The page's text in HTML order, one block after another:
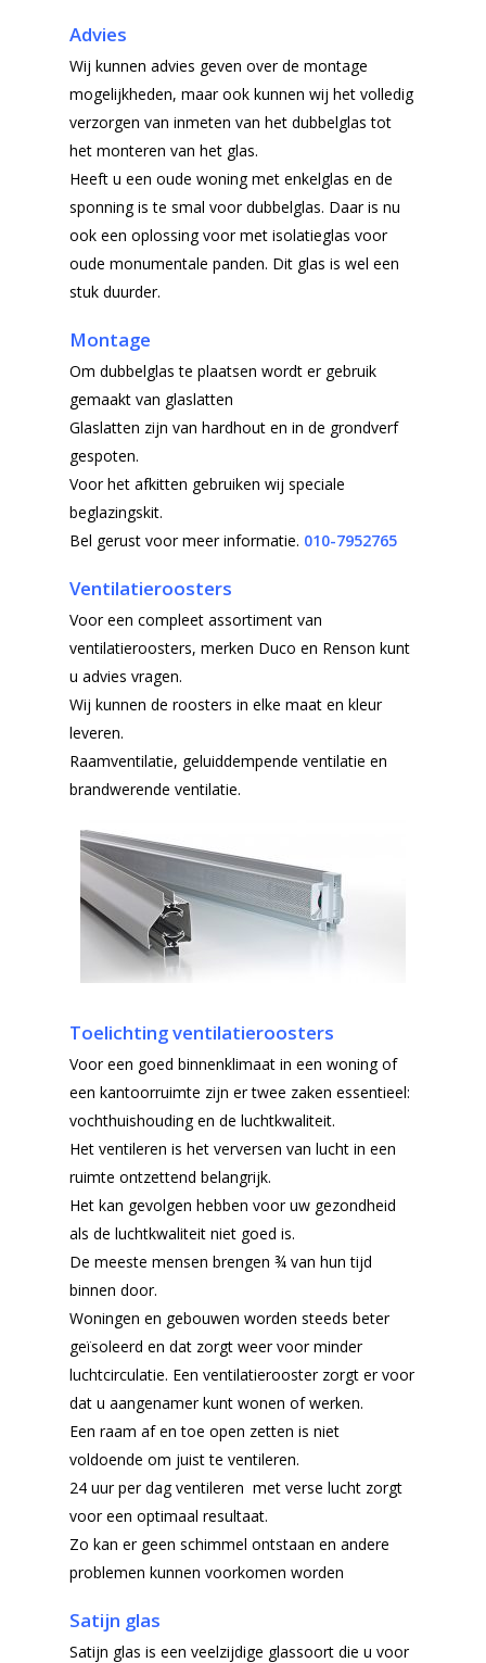
Advies
Wij kunnen advies geven over de montage
mogelijkheden, maar ook kunnen wij het volledig
verzorgen van inmeten van het dubbelglas tot
het monteren van het glas.
Heeft u een oude woning met enkelglas en de
sponning is te smal voor dubbelglas. Daar is nu
ook een oplossing voor met isolatieglas voor
oude monumentale panden. Dit glas is wel een
stuk duurder.
Montage
Om dubbelglas te plaatsen wordt er gebruik
gemaakt van glaslatten
Glaslatten zijn van hardhout en in de grondverf
gespoten.
Voor het afkitten gebruiken wij speciale
beglazingskit.
Bel gerust voor meer informatie. 010-7952765
Ventilatieroosters
Voor een compleet assortiment van
ventilatieroosters, merken Duco en Renson kunt
u advies vragen.
Wij kunnen de roosters in elke maat en kleur
leveren.
Raamventilatie, geluiddempende ventilatie en
brandwerende ventilatie.
Toelichting ventilatieroosters
Voor een goed binnenklimaat in een woning of
een kantoorruimte zijn er twee zaken essentieel:
vochthuishouding en de luchtkwaliteit.
Het ventileren is het verversen van lucht in een
ruimte ontzettend belangrijk.
Het kan gevolgen hebben voor uw gezondheid
als de luchtkwaliteit niet goed is.
De meeste mensen brengen ¾ van hun tijd
binnen door.
Woningen en gebouwen worden steeds beter
geïsoleerd en dat zorgt weer voor minder
luchtcirculatie. Een ventilatierooster zorgt er voor
dat u aangenamer kunt wonen of werken.
Een raam af en toe open zetten is niet
voldoende om juist te ventileren.
24 uur per dag ventileren met verse lucht zorgt
voor een optimaal resultaat.
Zo kan er geen schimmel ontstaan en andere
problemen kunnen voorkomen worden
Satijn glas
Satijn glas is een veelzijdige glassoort die u voor